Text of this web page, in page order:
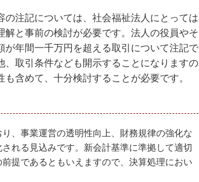
注記については、社会福祉法人にとっては
と事前の検討が必要です。法人の役員やそ
年間一千万円を超える取引について注記で
取引条件なども開示することになりますの
含めて、十分検討することが必要です。
、事業運営の透明性向上、財務規律の強化な
れる見込みです。新会計基準に準拠して適切
提であるともいえますので、決算処理におい